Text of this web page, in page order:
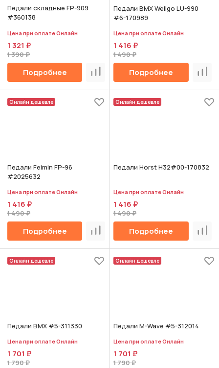
Педали складные FP-909
#360138
Цена при оплате Онлайн
1 321 ₽
1 390 ₽
Подробнее Сравнить
Педали BMX Wellgo LU-990
#6-170989
Цена при оплате Онлайн
1 416 ₽
1 490 ₽
Подробнее
Онлайн дешевле
Педали Feimin FP-96
#2025632
Цена при оплате Онлайн
1 416 ₽
1 490 ₽
Подробнее Сравнить
Онлайн дешевле
Педали Horst H32#00-170832
Цена при оплате Онлайн
1 416 ₽
1 490 ₽
Подробнее
Онлайн дешевле
Педали BMX #5-311330
Цена при оплате Онлайн
1 701 ₽
1 790 ₽
Онлайн дешевле
Педали M-Wave #5-312014
Цена при оплате Онлайн
1 701 ₽
1 790 ₽